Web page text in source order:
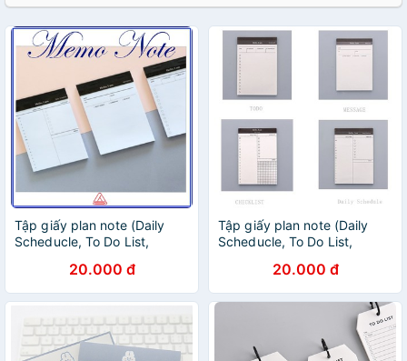
Tập giấy plan note (Daily
Scheducle, To Do List,
20.000 đ
Tập giấy plan note (Daily
Scheducle, To Do List,
20.000 đ